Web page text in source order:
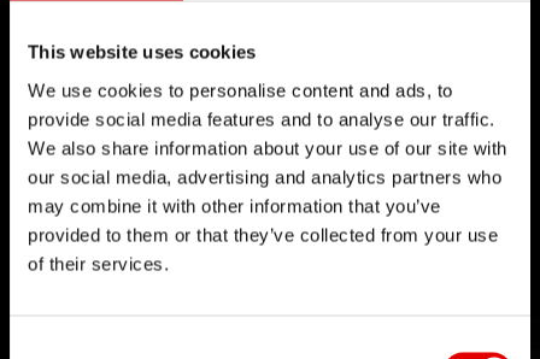
This website uses cookies
We use cookies to personalise content and ads, to
provide social media features and to analyse our traffic.
We also share information about your use of our site with
our social media, advertising and analytics partners who
may combine it with other information that you’ve
provided to them or that they’ve collected from your use
of their services.
TECNOLOGÍA
Creemos en el arte de la ingeniería y
perseguimos la perfección en el desarrollo de
nuevos productos. Nuestro principio rector es
llevar los límites de la tecnología cada vez más
lejos.